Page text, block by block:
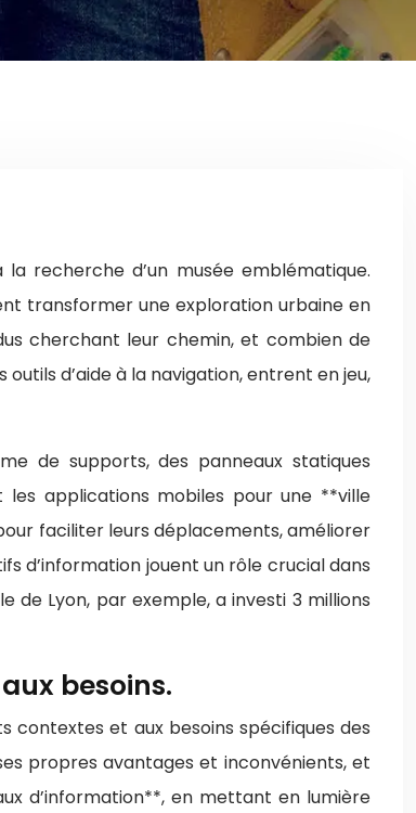
recherche d’un musée emblématique.
transformer une exploration urbaine en
cherchant leur chemin, et combien de
d’aide à la navigation, entrent en jeu,
de supports, des panneaux statiques
applications mobiles pour une **ville
faciliter leurs déplacements, améliorer
d’information jouent un rôle crucial dans
de Lyon, par exemple, a investi 3 millions
besoins.
et aux besoins spécifiques des
propres avantages et inconvénients, et
d’information**, en mettant en lumière